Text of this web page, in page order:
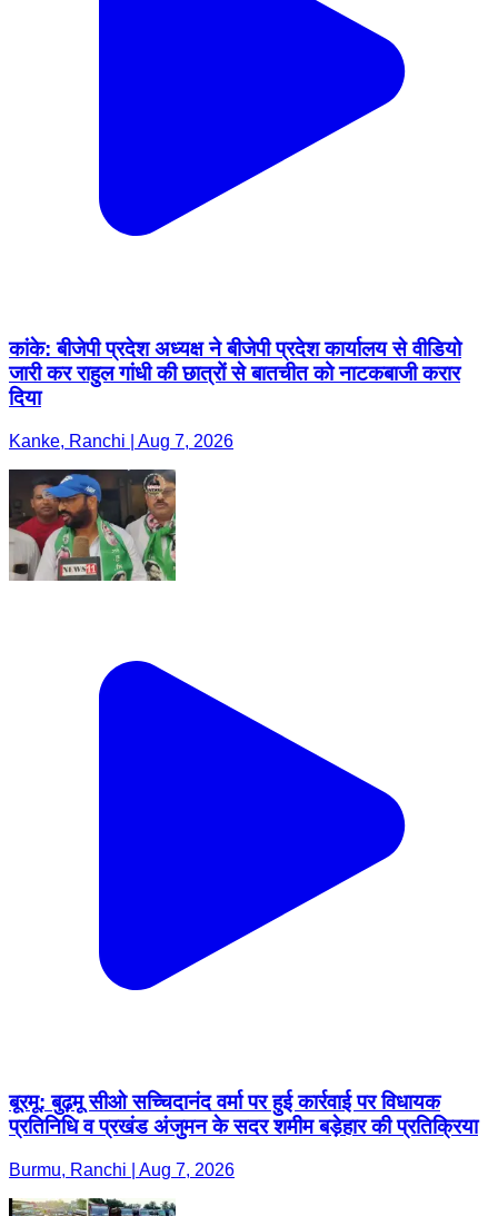
कांके: बीजेपी प्रदेश अध्यक्ष ने बीजेपी प्रदेश कार्यालय से वीडियो
जारी कर राहुल गांधी की छात्रों से बातचीत को नाटकबाजी करार
दिया
Kanke, Ranchi | Aug 7, 2026
बूरमू: बुढ़मू सीओ सच्चिदानंद वर्मा पर हुई कार्रवाई पर विधायक
प्रतिनिधि व प्रखंड अंजुमन के सदर शमीम बड़ेहार की प्रतिक्रिया
Burmu, Ranchi | Aug 7, 2026